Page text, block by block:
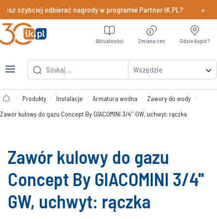
odbierać nagrody w programie Partner IK.PL? Dowiedz
×
Wszędzie
Aktualności Zmiana cen Gdzie kupić?
Produkty Instalacje Armatura wodna
Zawory do wody
Zawór kulowy do gazu Concept By GIACOMINI 3/4'' GW, uchwyt: rączka
Zawór kulowy do gazu
Concept By GIACOMINI 3/4''
GW, uchwyt: rączka